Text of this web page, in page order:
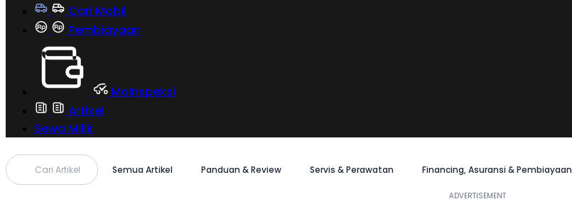
Cari Mobil
Pembiayaan
MoInspeksi
Artikel
Sewa Milik
Cari Artikel Semua Artikel Panduan & Review Servis & Perawatan Financing, Asuransi & Pembiayaan